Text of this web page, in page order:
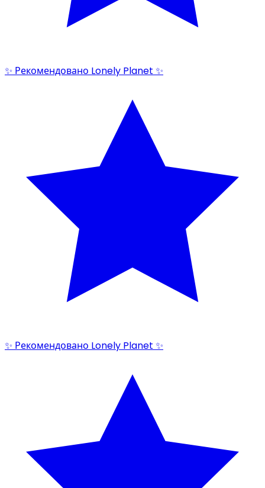
✨ Рекомендовано Lonely Planet ✨
✨ Рекомендовано Lonely Planet ✨